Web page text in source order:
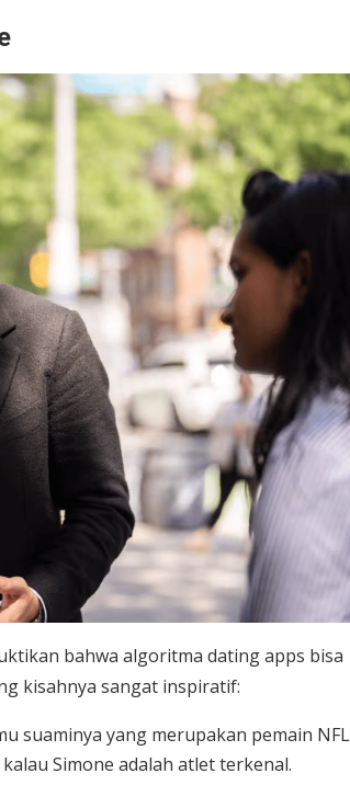
bahwa algoritma dating apps bisa
kisahnya sangat inspiratif:
suaminya yang merupakan pemain NFL
Simone adalah atlet terkenal.